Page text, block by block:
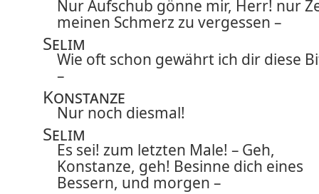
Nur Aufschub gönne mir, Herr! nur
meinen Schmerz zu vergessen –
Selim
Wie oft schon gewährt ich dir diese
–
Konstanze
Nur noch diesmal!
Selim
Es sei! zum letzten Male! – Geh,
Konstanze, geh! Besinne dich eines
Bessern, und morgen –